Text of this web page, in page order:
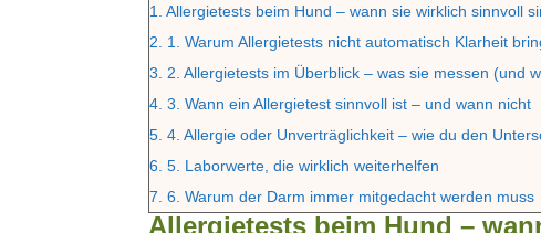
1.
Allergietests beim Hund – wann sie wirklich sinnvoll
2.
1. Warum Allergietests nicht automatisch Klarheit
3.
2. Allergietests im Überblick – was sie messen (und
4. 3. Wann ein Allergietest sinnvoll ist – und wann nicht
5. 4. Allergie oder Unverträglichkeit – wie du den
6. 5. Laborwerte, die wirklich weiterhelfen
7. 6. Warum der Darm immer mitgedacht werden muss
Allergietests beim Hund –